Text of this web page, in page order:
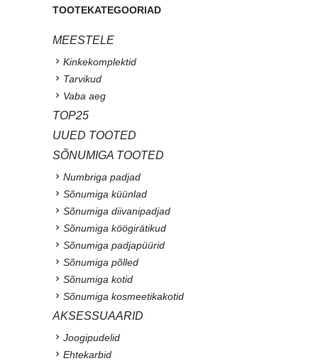
TOOTEKATEGOORIAD
MEESTELE
Kinkekomplektid
Tarvikud
Vaba aeg
TOP25
UUED TOOTED
SÕNUMIGA TOOTED
Numbriga padjad
Sõnumiga küünlad
Sõnumiga diivanipadjad
Sõnumiga köögirätikud
Sõnumiga padjapüürid
Sõnumiga põlled
Sõnumiga kotid
Sõnumiga kosmeetikakotid
AKSESSUAARID
Joogipudelid
Ehtekarbid